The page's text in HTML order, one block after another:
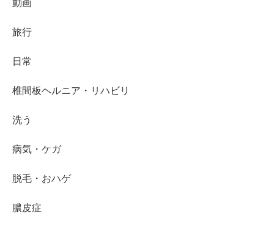
動画
旅行
日常
椎間板ヘルニア・リハビリ
洗う
病気・ケガ
脱毛・おハゲ
膿皮症